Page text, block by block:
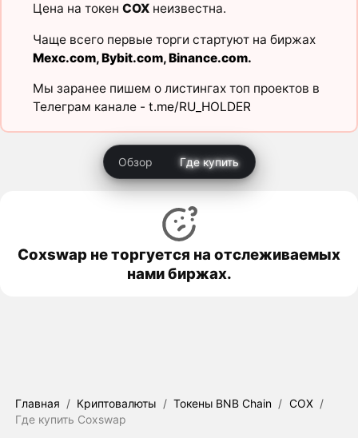
Цена на токен COXнеизвестна.
Чаще всего первые торги стартуют на биржах
Mexc.com,Bybit.com,Binance.com.
Мы заранее пишем о листингах топ проектов в
Телеграм канале - t.me/RU_HOLDER
Обзор Где купить
Coxswap не торгуется на отслеживаемых
нами биржах.
Главная / Криптовалюты / Токены BNB Chain / COX /
Где купить Coxswap